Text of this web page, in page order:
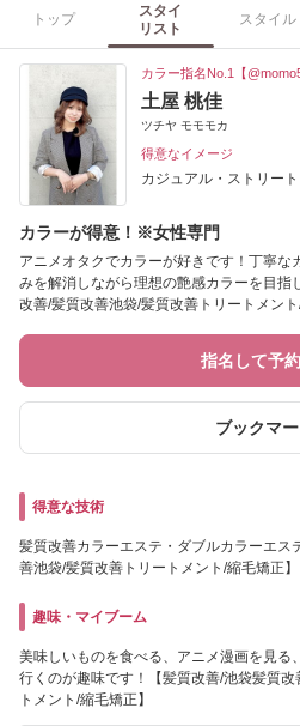
トップ
スタイ
リスト
スタイル
カラー指名No.1【
土屋 桃佳
ツチヤ モモモカ
得意なイメージ
カジュアル・ストリート
カラーが得意！※女性専門
アニメオタクでカラーが好きです！丁寧な
みを解消しながら理想の艶感カラーを目指
改善/髪質改善池袋/髪質改善トリートメント/
指名して予
ブックマ
得意な技術
髪質改善カラーエステ・ダブルカラーエス
善池袋/髪質改善トリートメント/縮毛矯正】
趣味・マイブーム
美味しいものを食べる、アニメ漫画を見る
行くのが趣味です！【髪質改善/池袋髪質
トメント/縮毛矯正】